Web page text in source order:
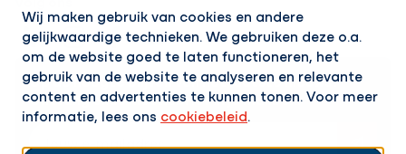
Wij maken gebruik van cookies en andere
gelijkwaardige technieken. We gebruiken deze o.a.
om de website goed te laten functioneren, het
gebruik van de website te analyseren en relevante
content en advertenties te kunnen tonen. Voor meer
informatie, lees ons cookiebeleid.
LinkedInInstagramFacebookYouTubeFlickr
Op de hoogte blijven van het laatste nieuws?
Ontvang onze nieuwsbrief in je mailbox!